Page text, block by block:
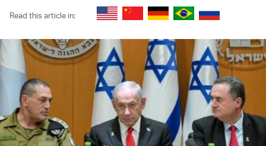
Read this article in: